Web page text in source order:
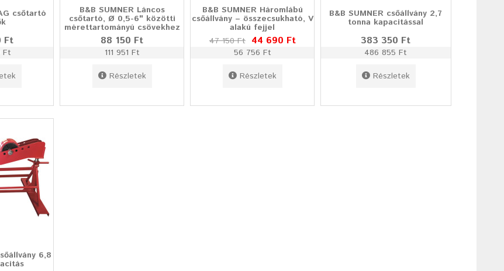
csőtartó
Ft
Ft
B&B SUMNER Láncos
csőtartó, Ø 0,5-6" közötti
mérettartományú csövekhez
88 150 Ft
111 951 Ft
Részletek
B&B SUMNER Háromlábú
csőállvány – összecsukható, V
alakú fejjel
47 150 Ft 44 690 Ft
56 756 Ft
Részletek
B&B SUMNER csőállvány 2,7
tonna kapacitással
383 350 Ft
486 855 Ft
Részletek
6,8